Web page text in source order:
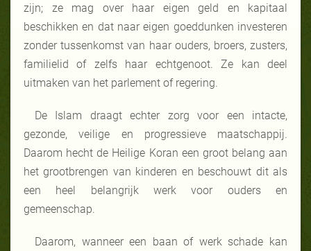
zijn; ze mag over haar eigen geld en kapitaal
beschikken en dat naar eigen goeddunken investeren
zonder tussenkomst van haar ouders, broers, zusters,
familielid of zelfs haar echtgenoot. Ze kan deel
uitmaken van het parlement of regering.
De Islam draagt echter zorg voor een intacte,
gezonde, veilige en progressieve maatschappij.
Daarom hecht de Heilige Koran een groot belang aan
het grootbrengen van kinderen en beschouwt dit als
een heel belangrijk werk voor ouders en
gemeenschap.
Daarom, wanneer een baan of werk schade kan